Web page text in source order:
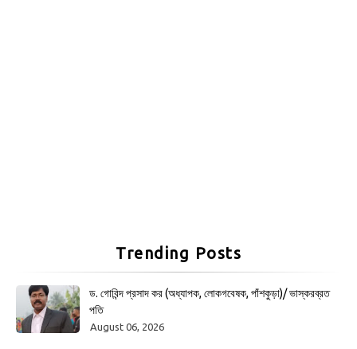
Trending Posts
ড. গোবিন্দ প্রসাদ কর (অধ্যাপক, লোকগবেষক, পাঁশকুড়া)/ ভাস্করব্রত
পতি
August 06, 2026